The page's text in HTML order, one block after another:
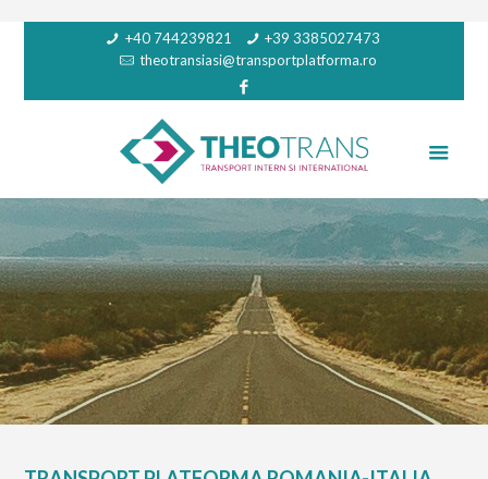
+40 744239821
+39 3385027473
theotransiasi@transportplatforma.ro